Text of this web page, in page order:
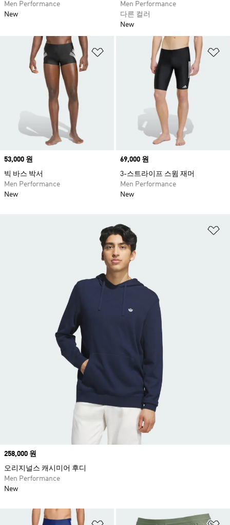
Men Performance
New
Men Performance
다른 컬러
New
위시리스트 담기
Price
53,000 원
빅 바스 박서
Men Performance
New
Price
69,000 원
3-스트라이프 스윔 재머
Men Performance
New
위시리스트 담기
Price
258,000 원
오리지널스 캐시미어 후디
Men Performance
New